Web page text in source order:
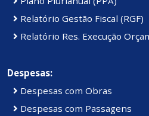
Relatório Gestão Fiscal (RGF)
Relatório Res. Execução
Despesas:
Despesas com Obras
Despesas com Passagens